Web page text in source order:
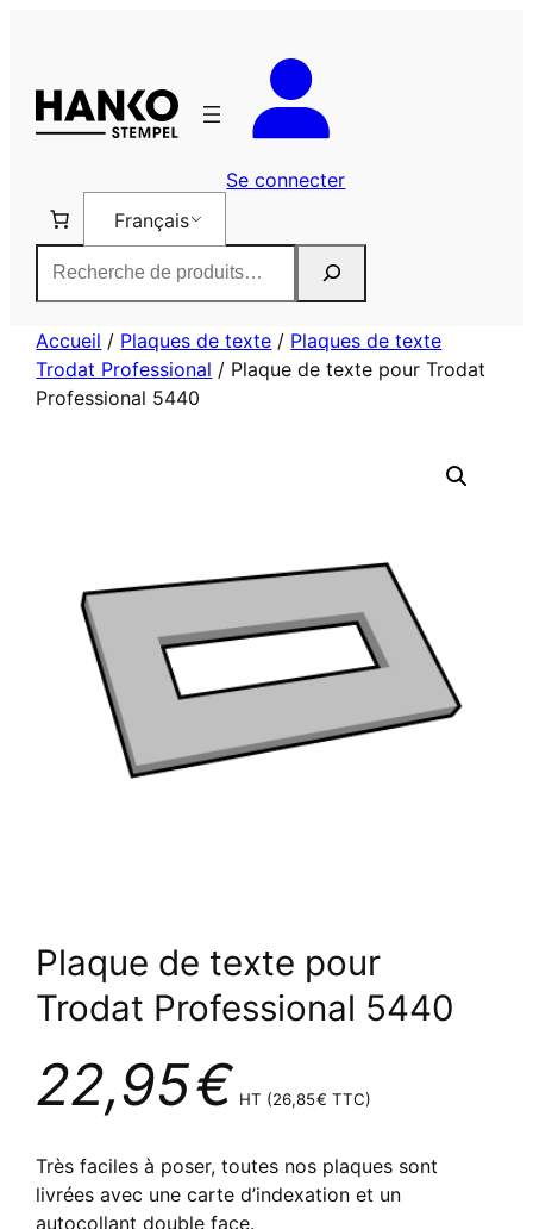
Se connecter
Français
Accueil / Plaques de texte / Plaques de texte
Trodat Professional / Plaque de texte pour Trodat
Professional 5440
Plaque de texte pour
Trodat Professional 5440
22,95€ HT (26,85€ TTC)
Très faciles à poser, toutes nos plaques sont
livrées avec une carte d’indexation et un
autocollant double face.